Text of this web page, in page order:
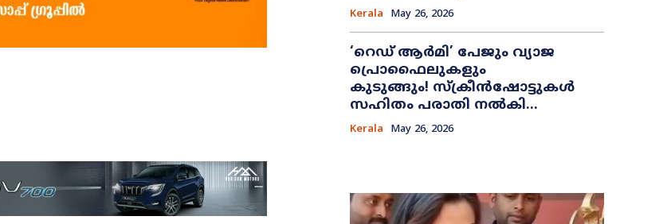
Kerala May 26, 2026
​‘റെഡ് ആർമി’ പേജും വ്യാജ
പ്രൊഫൈലുകളും
കുടുങ്ങും! സ്ക്രീൻഷോട്ടുകൾ
സഹിതം പരാതി നൽകി...
Kerala May 26, 2026